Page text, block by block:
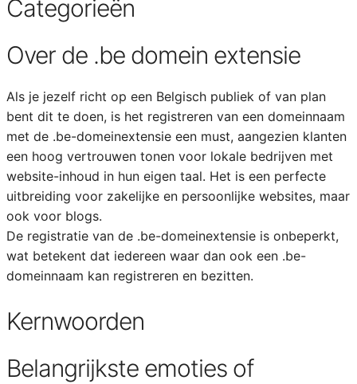
Categorieën
Over de .be domein extensie
Als je jezelf richt op een Belgisch publiek of van plan
bent dit te doen, is het registreren van een domeinnaam
met de .be-domeinextensie een must, aangezien klanten
een hoog vertrouwen tonen voor lokale bedrijven met
website-inhoud in hun eigen taal. Het is een perfecte
uitbreiding voor zakelijke en persoonlijke websites, maar
ook voor blogs.
De registratie van de .be-domeinextensie is onbeperkt,
wat betekent dat iedereen waar dan ook een .be-
domeinnaam kan registreren en bezitten.
Kernwoorden
Belangrijkste emoties of